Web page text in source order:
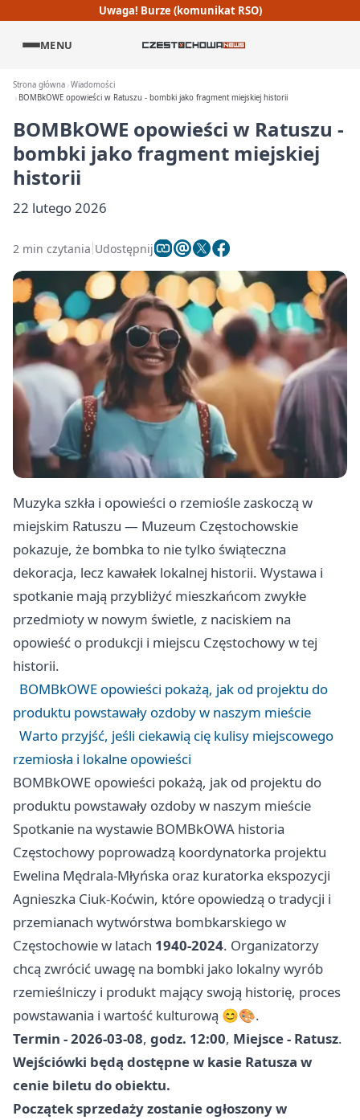
Uwaga! Burze (komunikat RSO)
MENU
Strona główna Wiadomości
BOMBkOWE opowieści w Ratuszu - bombki jako fragment miejskiej historii
BOMBkOWE opowieści w Ratuszu -
bombki jako fragment miejskiej
historii
22 lutego 2026
2 min czytania Udostępnij
Muzyka szkła i opowieści o rzemiośle zaskoczą w
miejskim Ratuszu — Muzeum Częstochowskie
pokazuje, że bombka to nie tylko świąteczna
dekoracja, lecz kawałek lokalnej historii. Wystawa i
spotkanie mają przybliżyć mieszkańcom zwykłe
przedmioty w nowym świetle, z naciskiem na
opowieść o produkcji i miejscu Częstochowy w tej
historii.
BOMBkOWE opowieści pokażą, jak od projektu do
produktu powstawały ozdoby w naszym mieście
Warto przyjść, jeśli ciekawią cię kulisy miejscowego
rzemiosła i lokalne opowieści
BOMBkOWE opowieści pokażą, jak od projektu do
produktu powstawały ozdoby w naszym mieście
Spotkanie na wystawie BOMBkOWA historia
Częstochowy poprowadzą koordynatorka projektu
Ewelina Mędrala-Młyńska oraz kuratorka ekspozycji
Agnieszka Ciuk-Koćwin, które opowiedzą o tradycji i
przemianach wytwórstwa bombkarskiego w
Częstochowie w latach 1940-2024. Organizatorzy
chcą zwrócić uwagę na bombki jako lokalny wyrób
rzemieślniczy i produkt mający swoją historię, proces
powstawania i wartość kulturową 😊🎨.
Termin - 2026-03-08, godz. 12:00, Miejsce - Ratusz.
Wejściówki będą dostępne w kasie Ratusza w
cenie biletu do obiektu.
Początek sprzedaży zostanie ogłoszony w